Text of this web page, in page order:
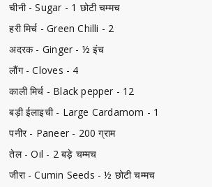
चीनी - Sugar - 1 छोटी चम्मच
हरी मिर्च - Green Chilli - 2
अदरक - Ginger - ½ इंच
लौंग - Cloves - 4
काली मिर्च - Black pepper - 12
बड़ी ईलाइची - Large Cardamom - 1
पनीर - Paneer - 200 ग्राम
तेल - Oil - 2 बड़े चम्मच
जीरा - Cumin Seeds - ½ छोटी चम्मच